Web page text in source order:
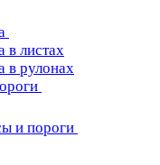
в листах
в рулонах
и пороги